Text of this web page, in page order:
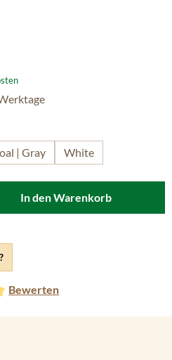
4.89 von 5 Sternen
Bewerten
| Gray White
In den Warenkorb